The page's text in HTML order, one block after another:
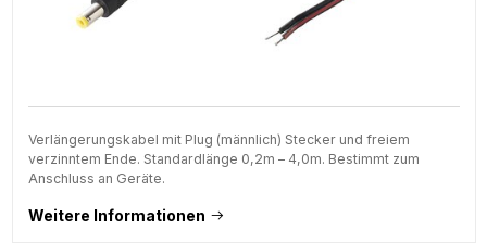
Verlängerungskabel mit Plug (männlich) Stecker und freiem
verzinntem Ende. Standardlänge 0,2m – 4,0m. Bestimmt zum
Anschluss an Geräte.
Weitere Informationen